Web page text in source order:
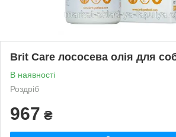
Brit Care лососева олія для
В наявності
Роздріб
967 ₴